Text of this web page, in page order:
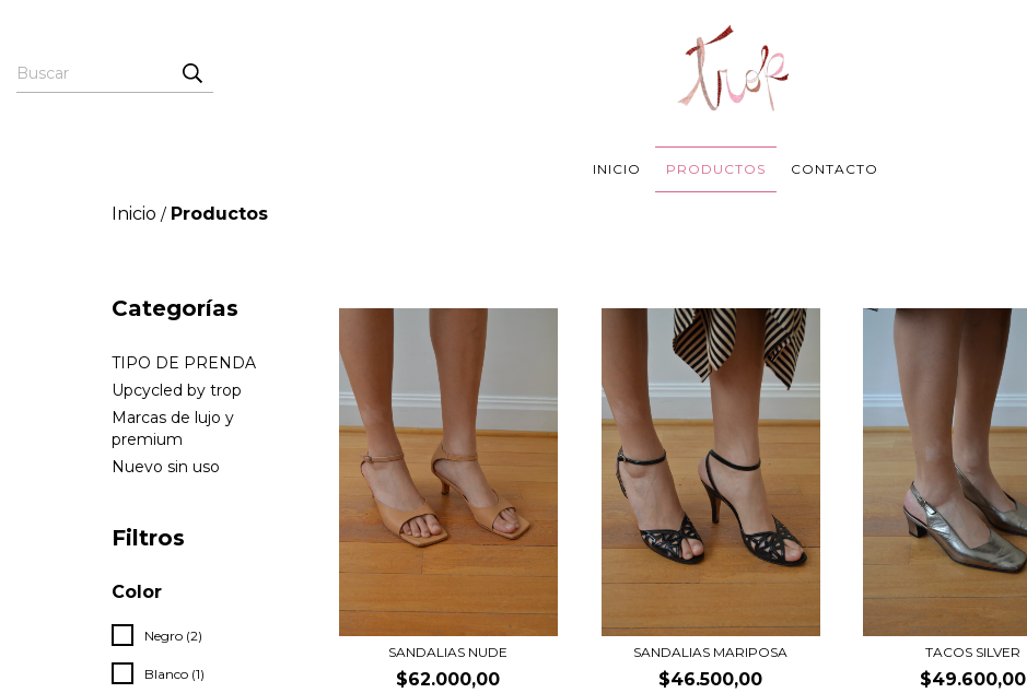
INICIO PRODUCTOS CONTACTO
Inicio / Productos
Categorías
TIPO DE PRENDA
Upcycled by trop
Marcas de lujo y
premium
Nuevo sin uso
Filtros
Color
Negro (2)
Blanco (1)
SANDALIAS NUDE
$62.000,00
SANDALIAS MARIPOSA
$46.500,00
TACOS SILVER
$49.600,00